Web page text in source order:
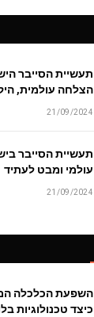
תעשיית הסייבר
הצלחה עולמית,
21/09/2024
תעשיית הסייבר
עולמי ומבט לעתיד
21/09/2024
כיצד טכנולוגיות